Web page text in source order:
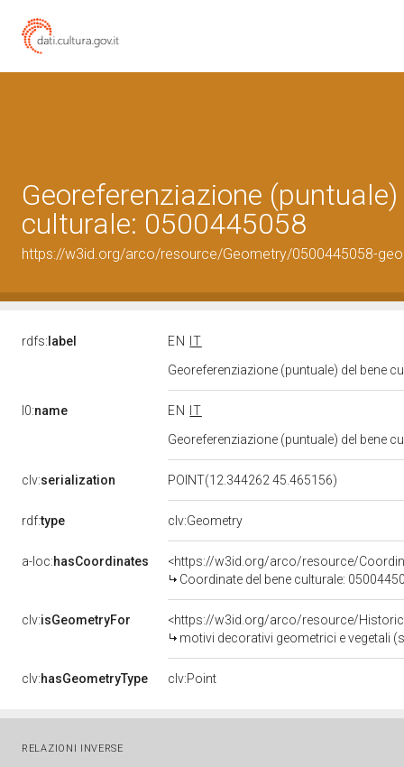
Georeferenziazione
culturale: 0500445058
https://w3id.org/arco/resource/Geometry/0500445058-
rdfs: label EN
IT
Georeferenziazione (puntuale) del bene
l0:name EN
IT
Georeferenziazione (puntuale) del bene
clv:serialization POINT(12.344262 45.465156)
rdf:type clv:Geometry
a-loc:hasCoordinates
<https://w3id.org/arco/resource/
Coordinate del bene culturale:
clv:isGeometryFor
<https://w3id.org/arco/resource/
motivi decorativi geometrici e vegetali
clv:hasGeometryType clv:Point
RELAZIONI INVERSE